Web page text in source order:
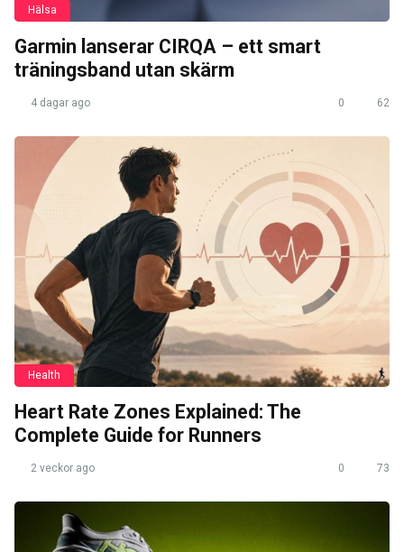
Hälsa
Garmin lanserar CIRQA – ett smart
träningsband utan skärm
4 dagar ago 0 62
Health
Heart Rate Zones Explained: The
Complete Guide for Runners
2 veckor ago 0 73